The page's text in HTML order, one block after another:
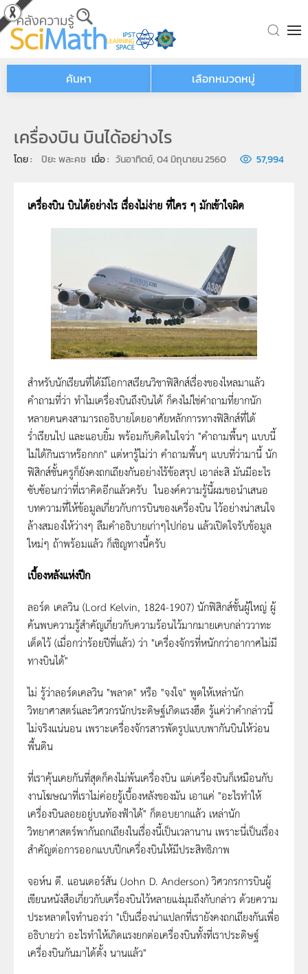
Skip to main content
ค้นหา เลือกหมวดหมู่
เครื่องบิน บินได้อย่างไร
โดย : ปิยะ พละคช เมื่อ : วันอาทิตย์, 04 มิถุนายน 2560 57,994
เครื่องบิน บินได้อย่างไร เรื่องไม่ง่าย ที่ใคร ๆ มักเข้าใจผิด
สำหรับนักเรียนที่ได้มีโอกาสเรียนวิชาฟิสิกส์เรื่องของไหลมาแล้ว
คำถามที่ว่า ทำไมเครื่องบินถึงบินได้ ก็คงไม่ใช่คำถามที่ยากนัก
หลายคนคงสามารถอธิบายโดยอาศัยหลักการทางฟิสิกส์ที่ได้
ร่ำเรียนไป และแอบยิ้ม พร้อมกับคิดในใจว่า "คำถามพื้นๆ แบบนี้
ไม่ได้กินเราหร๊อกกก" แต่หารู้ไม่ว่า คำถามพื้นๆ แบบที่ว่ามานี้ นัก
ฟิสิกส์ชั้นครูก็ยังคงถกเถียงกันอย่างไร้ข้อสรุป เอาล่ะสิ มันมีอะไร
ซับซ้อนกว่าที่เราคิดอีกแล้วครับ ในองค์ความรู้นี้ผมขอนำเสนอ
บทความที่ให้ข้อมูลเกี่ยวกับการบินของเครื่องบิน ไว้อย่างน่าสนใจ
ล้างสมองให้ว่างๆ ลืมคำอธิบายเก่าๆไปก่อน แล้วเปิดใจรับข้อมูล
ใหม่ๆ ถ้าพร้อมแล้ว ก็เชิญทางนี้ครับ
เบื้องหลังแห่งปีก
ลอร์ด เคลวิน (Lord Kelvin, 1824-1907) นักฟิสิกส์ชั้นผู้ใหญ่ ผู้
ค้นพบความรู้สำคัญเกี่ยวกับความร้อนไว้มากมายเคบกล่าววาทะ
เด็ดไว้ (เมื่อกว่าร้อยปีที่แล้ว) ว่า "เครื่องจักรที่หนักกว่าอากาศไม่มี
ทางบินได้"
ไม่ รู้ว่าลอร์ดเคลวิน "พลาด" หรือ "จงใจ" พูดให้เหล่านัก
วิทยาศาสตร์และวิศวกรนักประดิษฐ์เกิดแรงฮึด รู้แค่ว่าคำกล่าวนี้
ไม่จริงแน่นอน เพราะเครื่องจักรสารพัดรูปแบบพากันบินให้ว่อน
พื้นดิน
ที่เราคุ้นเคยกันที่สุดก็คงไม่พ้นเครื่องบิน แต่เครื่องบินก็เหมือนกับ
งานโฆษณาที่เราไม่ค่อยรู้เบื้องหลังของมัน เอาแค่ "อะไรทำให้
เครื่องบินลอยอยู่บนท้องฟ้าได้" ก็ตอบยากแล้ว เหล่านัก
วิทยาศาสตร์พากันถกเถียงในเรื่องนี้เป็นเวลานาน เพราะนี่เป็นเรื่อง
สำคัญต่อการออกแบบปีกเครื่องบินให้มีประสิทธิภาพ
จอห์น ดี. แอนเดอร์สัน (John D. Anderson) วิศวกรการบินผู้
เขียนหนังสือเกี่ยวกับเครื่องบินไว้หลายแง่มุมถึงกับกล่าว ด้วยความ
ประหลาดใจทำนองว่า "เป็นเรื่องน่าแปลกที่เรายังคงถกเถียงกันเพื่อ
อธิบายว่า อะไรทำให้เกิดแรงยกต่อเครื่องบินทั้งที่เราประดิษฐ์
เครื่องบินกันมาได้ตั้ง นานแล้ว"